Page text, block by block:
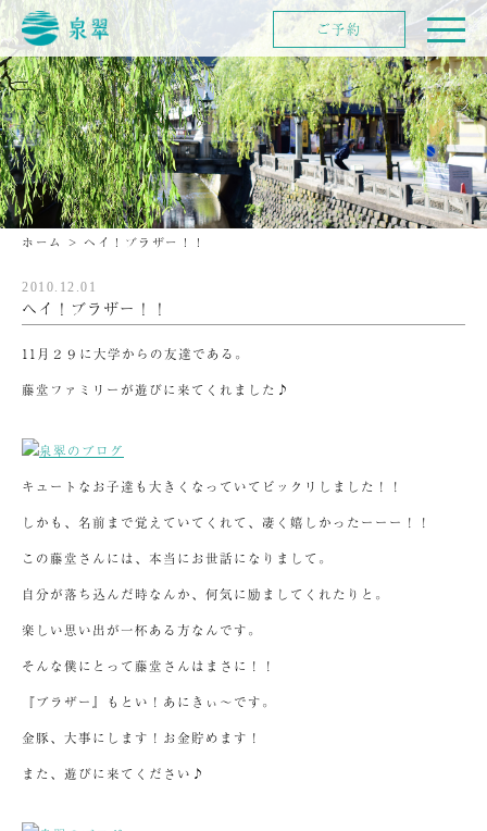
ホーム > ヘイ！ブラザー！！
2010.12.01
ヘイ！ブラザー！！
11月２９に大学からの友達である。
藤堂ファミリーが遊びに来てくれました♪
キュートなお子達も大きくなっていてビックリしました！！
しかも、名前まで覚えていてくれて、凄く嬉しかったーーー！！
この藤堂さんには、本当にお世話になりまして。
自分が落ち込んだ時なんか、何気に励ましてくれたりと。
楽しい思い出が一杯ある方なんです。
そんな僕にとって藤堂さんはまさに！！
『ブラザー』もとい！あにきぃ～です。
金豚、大事にします！お金貯めます！
また、遊びに来てください♪
ご予約